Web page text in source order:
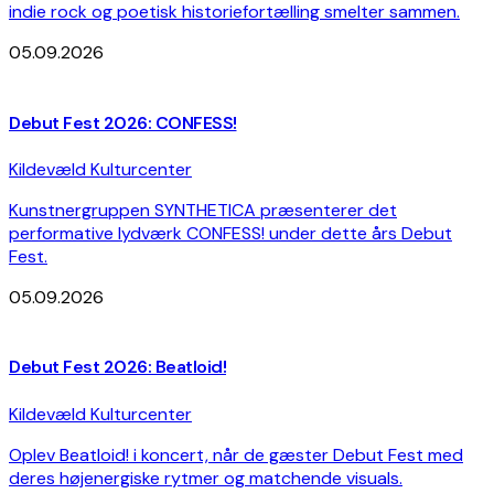
indie rock og poetisk historiefortælling smelter sammen.
05.09.2026
Debut Fest 2026: CONFESS!
Kildevæld Kulturcenter
Kunstnergruppen SYNTHETICA præsenterer det
performative lydværk CONFESS! under dette års Debut
Fest.
05.09.2026
Debut Fest 2026: Beatloid!
Kildevæld Kulturcenter
Oplev Beatloid! i koncert, når de gæster Debut Fest med
deres højenergiske rytmer og matchende visuals.